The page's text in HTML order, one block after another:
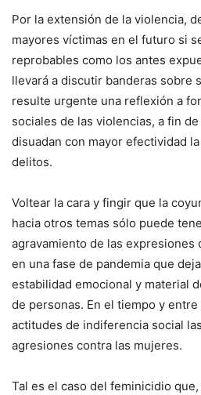
Por la extensión de la violencia,
mayores víctimas en el futuro si
reprobables como los antes
llevará a discutir banderas sobre
resulte urgente una reflexión a
sociales de las violencias, a fin
disuadan con mayor efectividad
delitos.
Voltear la cara y fingir que la
hacia otros temas sólo puede
agravamiento de las expresiones
en una fase de pandemia que
estabilidad emocional y material
de personas. En el tiempo y
actitudes de indiferencia social
agresiones contra las mujeres.
Tal es el caso del feminicidio